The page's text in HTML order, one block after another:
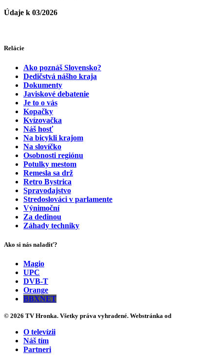
Údaje k 03/2026
Relácie
Ako poznáš Slovensko?
Dedičstvá nášho kraja
Dokumenty
Javiskové debatenie
Je to o vás
Kopačky
Kvízovačka
Náš hosť
Na bicykli krajom
Na slovíčko
Osobnosti regiónu
Potulky mestom
Remesla sa drž
Retro Bystrica
Spravodajstvo
Stredoslováci v parlamente
Výnimoční
Za dedinou
Záhady techniky
Ako si nás naladiť?
Magio
UPC
DVB-T
Orange
BBXNET
© 2026 TV Hronka. Všetky práva vyhradené. Webstránka od
O televízii
Náš tím
Partneri